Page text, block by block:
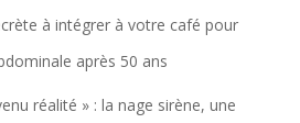
à intégrer à votre café pour
après 50 ans
réalité » : la nage sirène, une